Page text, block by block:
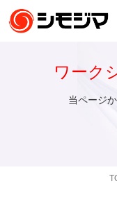
ワーク
当ページ